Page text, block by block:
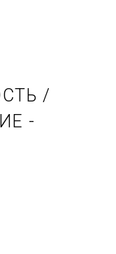
/
-